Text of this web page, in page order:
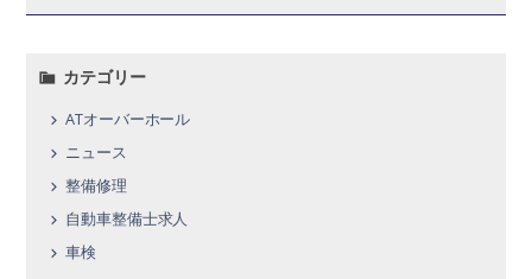
カテゴリー
ATオーバーホール
ニュース
整備修理
自動車整備士求人
車検